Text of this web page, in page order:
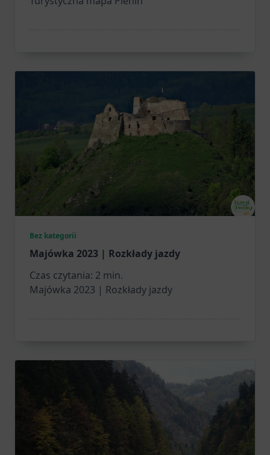
Bez kategorii
Majówka 2023 | Rozkłady jazdy
Czas czytania: 2 min.
Majówka 2023 | Rozkłady jazdy